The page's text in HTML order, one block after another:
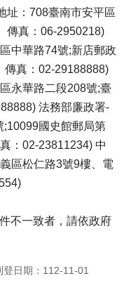
址：708臺南市安平區
傳真：06-2950218)
中華路74號;新店郵政
傳真：02-29188888)
永華路二段208號;臺
法務部廉政署-
;10099國史館郵局第
：02-23811234) 中
區松仁路3號9樓、電
不一致者，請依政府
登日期：112-11-01